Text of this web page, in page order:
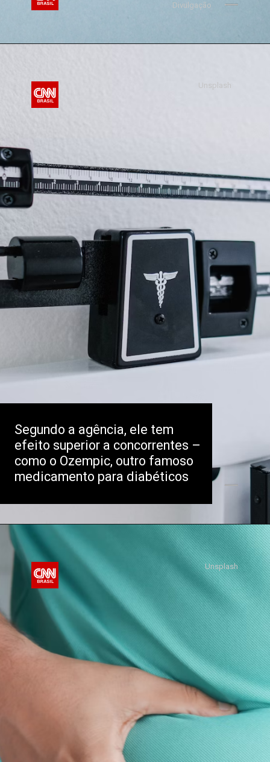
Divulgação
Segundo a agência, ele tem
efeito superior a concorrentes –
como o Ozempic, outro famoso
medicamento para diabéticos
Unsplash
Unsplash